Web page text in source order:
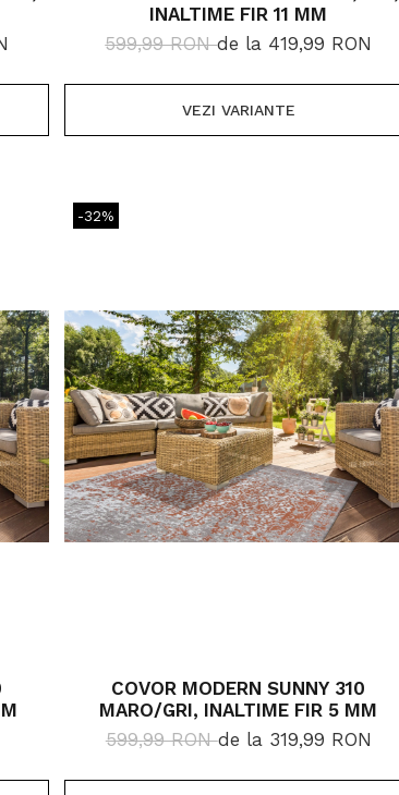
INALTIME FIR 11 MM
599,99 RONde la 419,99 RON
VEZI VARIANTE
-32%
COVOR MODERN SUNNY 310
MARO/GRI, INALTIME FIR 5 MM
599,99 RONde la 319,99 RON